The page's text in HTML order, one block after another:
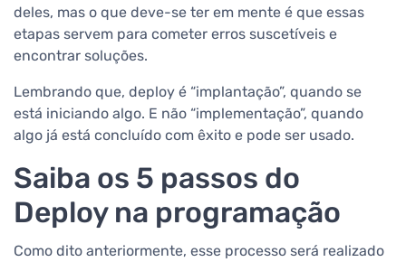
deles, mas o que deve-se ter em mente é que essas
etapas servem para cometer erros suscetíveis e
encontrar soluções.
Lembrando que, deploy é “implantação”, quando se
está iniciando algo. E não “implementação”, quando
algo já está concluído com êxito e pode ser usado.
Saiba os 5 passos do
Deploy na programação
Como dito anteriormente, esse processo será realizado